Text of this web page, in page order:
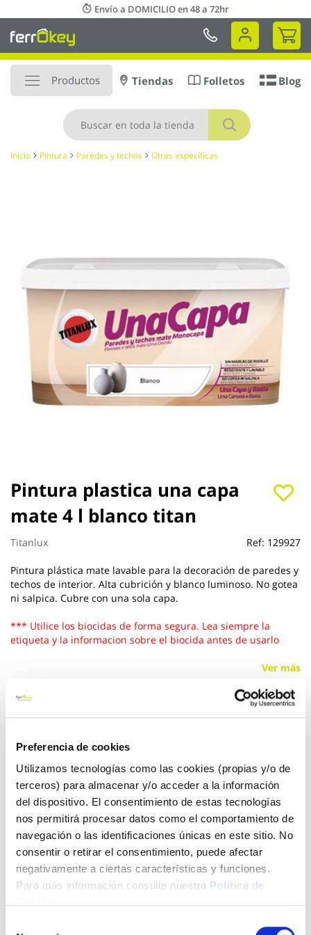
Preferencia de cookies
Utilizamos tecnologías como las cookies (propias y/o de
terceros) para almacenar y/o acceder a la información
del dispositivo. El consentimiento de estas tecnologías
nos permitirá procesar datos como el comportamiento de
navegación o las identificaciones únicas en este sitio. No
consentir o retirar el consentimiento, puede afectar
negativamente a ciertas características y funciones.
Para más información consulte nuestra Política de
al
contenido
Envío a DOMICILIO en 48 a 72hr
Mi
Productos
Buscar
Tiendas Folletos Blog
Inicio Pintura Paredes y techos Otras específicas
Pintura plastica una capa
mate 4 l blanco titan
Titanlux Ref: 129927
Pintura plástica mate lavable para la decoración de paredes y
techos de interior. Alta cubrición y blanco luminoso. No gotea
ni salpica. Cubre con una sola capa.
*** Utilice los biocidas de forma segura. Lea siempre la
etiqueta y la informacion sobre el biocida antes de usarlo
Ver más
30,95 €
Añadir al carrito
Click&Collect - Recogida gratis
en nuestras tiendas
Envío a domicilio:
5 días hábiles
+ INFO
galería
imágenes
Saltar
al
comienzo
de
la
de
imágenes